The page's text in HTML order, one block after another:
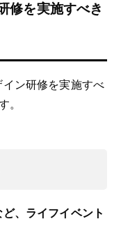
修を実施すべき
ン研修を実施すべ
。
、ライフイベント